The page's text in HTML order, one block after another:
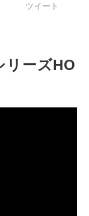
ツイート
リーズHO